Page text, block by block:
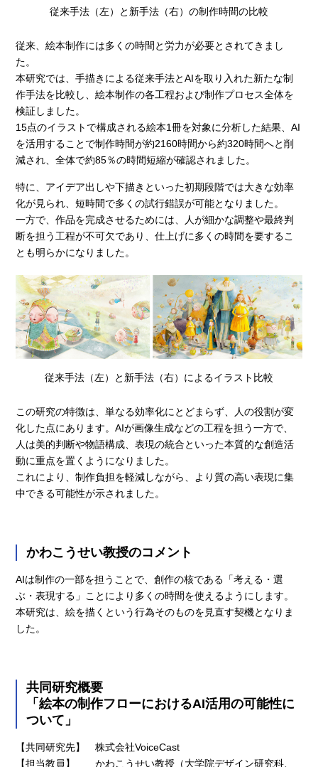
従来手法（左）と新手法（右）の制作時間の比較
従来、絵本制作には多くの時間と労力が必要とされてきまし
た。
本研究では、手描きによる従来手法とAIを取り入れた新たな制
作手法を比較し、絵本制作の各工程および制作プロセス全体を
検証しました。
15点のイラストで構成される絵本1冊を対象に分析した結果、AI
を活用することで制作時間が約2160時間から約320時間へと削
減され、全体で約85％の時間短縮が確認されました。
特に、アイデア出しや下描きといった初期段階では大きな効率
化が見られ、短時間で多くの試行錯誤が可能となりました。
一方で、作品を完成させるためには、人が細かな調整や最終判
断を担う工程が不可欠であり、仕上げに多くの時間を要するこ
とも明らかになりました。
従来手法（左）と新手法（右）によるイラスト比較
この研究の特徴は、単なる効率化にとどまらず、人の役割が変
化した点にあります。AIが画像生成などの工程を担う一方で、
人は美的判断や物語構成、表現の統合といった本質的な創造活
動に重点を置くようになりました。
これにより、制作負担を軽減しながら、より質の高い表現に集
中できる可能性が示されました。
かわこうせい教授のコメント
AIは制作の一部を担うことで、創作の核である「考える・選
ぶ・表現する」ことにより多くの時間を使えるようにします。
本研究は、絵を描くという行為そのものを見直す契機となりま
した。
共同研究概要
「絵本の制作フローにおけるAI活用の可能性に
ついて」
【共同研究先】 株式会社VoiceCast
【担当教員】 かわこうせい教授（大学院デザイン研究科、